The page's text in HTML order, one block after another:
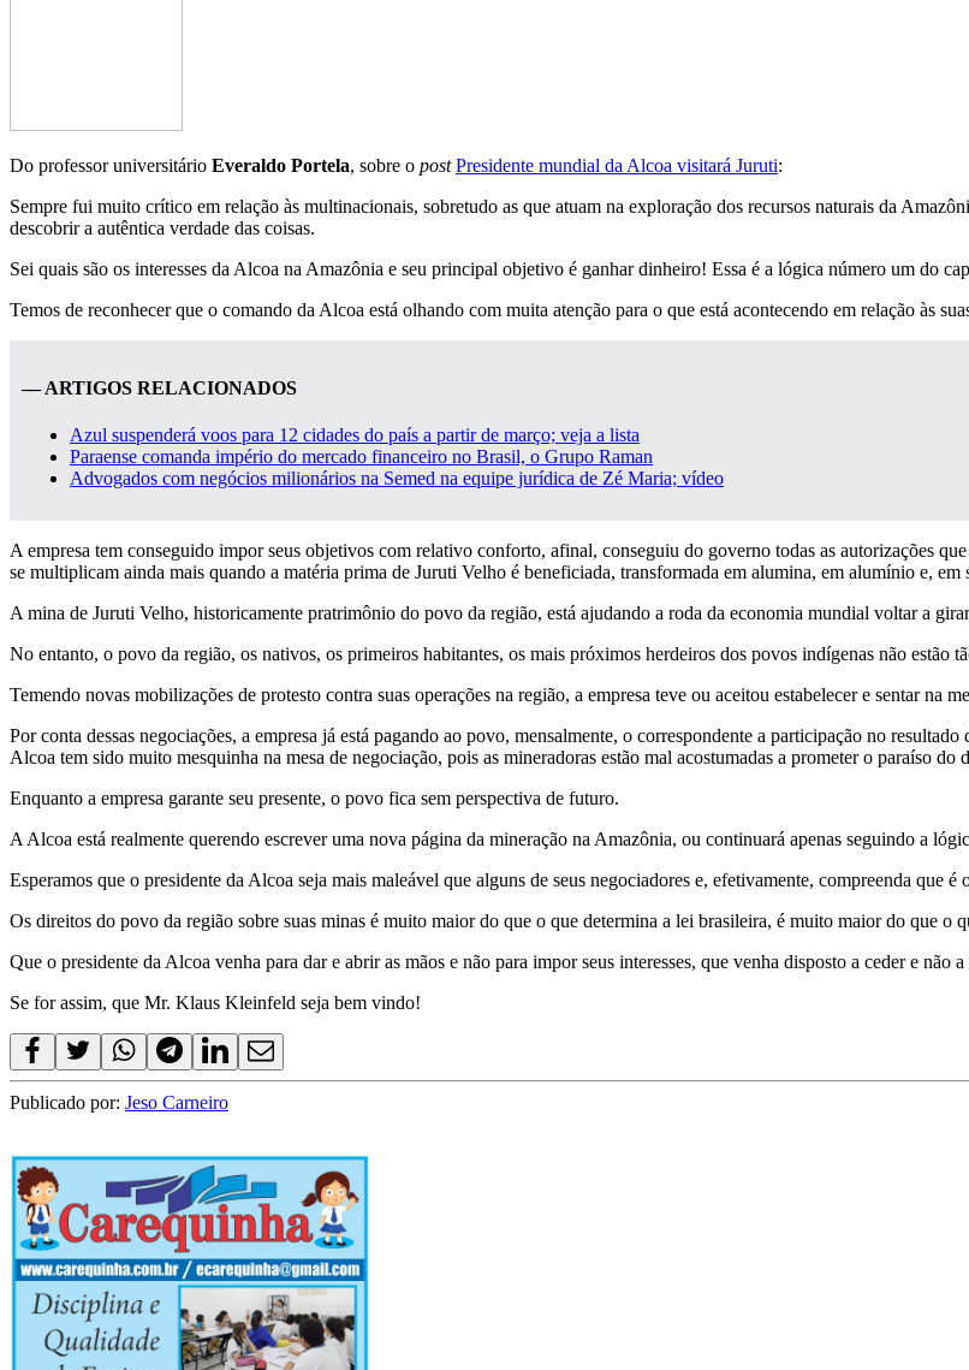
Do professor universitário Everaldo Portela, sobre o post Presidente mundial da Alcoa visitará Juruti:
Sempre fui muito crítico em relação às multinacionais, sobretudo as que atuam na exploração dos recursos naturais da
descobrir a autêntica verdade das coisas.
Sei quais são os interesses da Alcoa na Amazônia e seu principal objetivo é ganhar dinheiro! Essa é a lógica número um do
Temos de reconhecer que o comando da Alcoa está olhando com muita atenção para o que está acontecendo em relação às
— ARTIGOS RELACIONADOS
Azul suspenderá voos para 12 cidades do país a partir de março; veja a lista
Paraense comanda império do mercado financeiro no Brasil, o Grupo Raman
Advogados com negócios milionários na Semed na equipe jurídica de Zé Maria; vídeo
A empresa tem conseguido impor seus objetivos com relativo conforto, afinal, conseguiu do governo todas as autorizações
se multiplicam ainda mais quando a matéria prima de Juruti Velho é beneficiada, transformada em alumina, em alumínio e, em
A mina de Juruti Velho, historicamente pratrimônio do povo da região, está ajudando a roda da economia mundial voltar a
No entanto, o povo da região, os nativos, os primeiros habitantes, os mais próximos herdeiros dos povos indígenas não estão
Temendo novas mobilizações de protesto contra suas operações na região, a empresa teve ou aceitou estabelecer e sentar na
Por conta dessas negociações, a empresa já está pagando ao povo, mensalmente, o correspondente a participação no
Alcoa tem sido muito mesquinha na mesa de negociação, pois as mineradoras estão mal acostumadas a prometer o paraíso
Enquanto a empresa garante seu presente, o povo fica sem perspectiva de futuro.
A Alcoa está realmente querendo escrever uma nova página da mineração na Amazônia, ou continuará apenas seguindo a
Esperamos que o presidente da Alcoa seja mais maleável que alguns de seus negociadores e, efetivamente, compreenda que
Os direitos do povo da região sobre suas minas é muito maior do que o que determina a lei brasileira, é muito maior do que o
Que o presidente da Alcoa venha para dar e abrir as mãos e não para impor seus interesses, que venha disposto a ceder e não a
Se for assim, que Mr. Klaus Kleinfeld seja bem vindo!
Publicado por: Jeso Carneiro